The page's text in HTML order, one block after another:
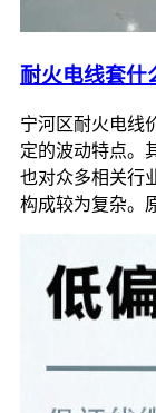
耐火电线套什
宁河区耐火电线
定的波动特点。
也对众多相关行
构成较为复杂。